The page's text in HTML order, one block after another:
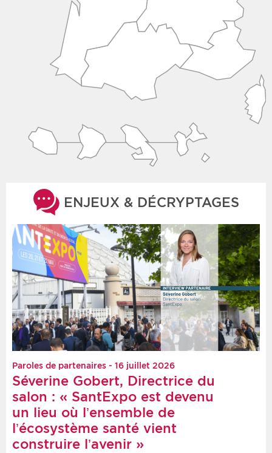
ENJEUX & DÉCRYPTAGES
Paroles de partenaires - 16 juillet 2026
Séverine Gobert, Directrice du
salon : « SantExpo est devenu
un lieu où l’ensemble de
l’écosystème santé vient
construire l’avenir »